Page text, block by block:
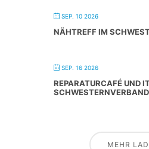
SEP. 10 2026
NÄHTREFF IM
SEP. 16 2026
REPARATURCAFÉ UND
SCHWESTERNVERBAND
MEHR